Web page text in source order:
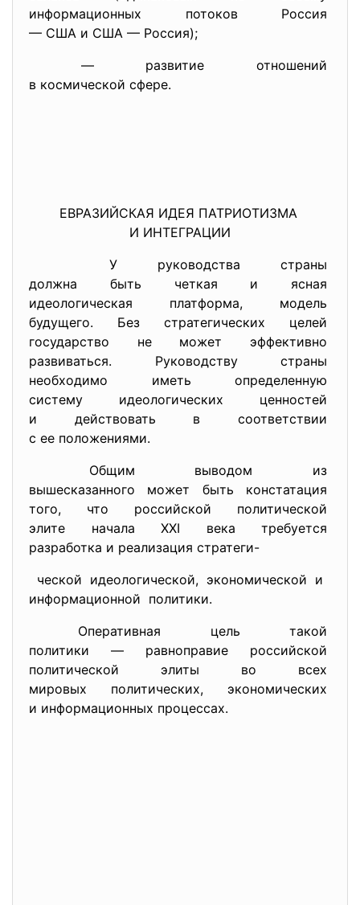
информационных потоков Россия
— США и США — Россия);
— развитие отношений
в космической сфере.
ЕВРАЗИЙСКАЯ ИДЕЯ ПАТРИОТИЗМА
И ИНТЕГРАЦИИ
У руководства страны
должна быть четкая и ясная
идеологическая платформа, модель
будущего. Без стратегических целей
государство не может эффективно
развиваться. Руководству страны
необходимо иметь определенную
систему идеологических ценностей
и действовать в соответствии
с ее положениями.
Общим выводом из
вышесказанного может быть констатация
того, что российской политической
элите начала XXI века требуется
разработка и реализация стратеги-
ческой идеологической, экономической и
информационной политики.
Оперативная цель такой
политики — равноправие российской
политической элиты во всех
мировых политических, экономических
и информационных процессах.